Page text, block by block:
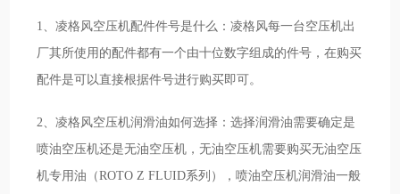
1、凌格风空压机配件件号是什么：凌格风每一台空压机出
厂其所使用的配件都有一个由十位数字组成的件号，在购买
配件是可以直接根据件号进行购买即可。
2、凌格风空压机润滑油如何选择：选择润滑油需要确定是
喷油空压机还是无油空压机，无油空压机需要购买无油空压
机专用油（ROTO Z FLUID系列），喷油空压机润滑油一般